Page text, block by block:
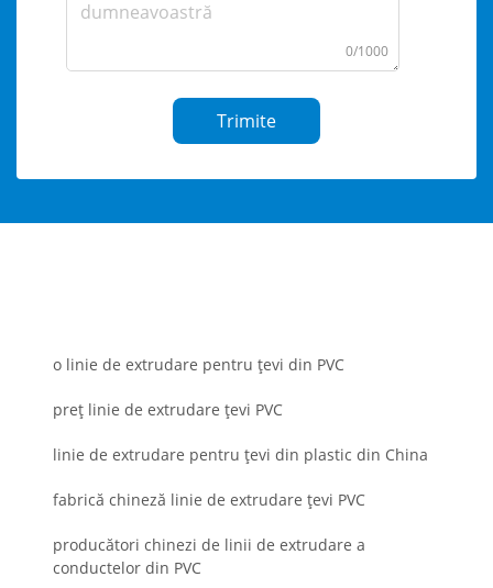
0/1000
Trimite
o linie de extrudare pentru țevi din PVC
preț linie de extrudare țevi PVC
linie de extrudare pentru țevi din plastic din China
fabrică chineză linie de extrudare țevi PVC
producători chinezi de linii de extrudare a
conductelor din PVC